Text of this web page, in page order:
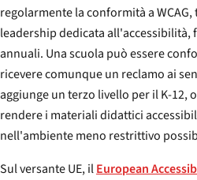
regolarmente la conformità a
leadership dedicata
annuali. Una scuola può essere
ricevere comunque un reclamo ai
aggiunge un terzo livello per il K-12,
rendere i materiali didattici
nell'ambiente meno restrittivo
Sul versante UE, ilEuropean